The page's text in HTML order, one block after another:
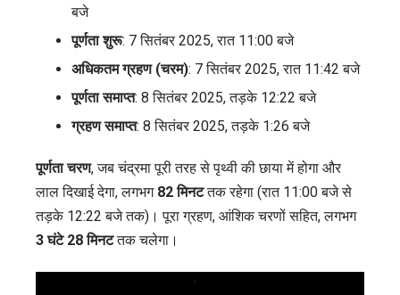
बजे
पूर्णता शुरू: 7 सितंबर 2025, रात 11:00 बजे
अधिकतम ग्रहण (चरम): 7 सितंबर 2025, रात 11:42 बजे
पूर्णता समाप्त: 8 सितंबर 2025, तड़के 12:22 बजे
ग्रहण समाप्त: 8 सितंबर 2025, तड़के 1:26 बजे
पूर्णता चरण, जब चंद्रमा पूरी तरह से पृथ्वी की छाया में होगा और
लाल दिखाई देगा, लगभग 82 मिनटतक रहेगा (रात 11:00 बजे से
तड़के 12:22 बजे तक)। पूरा ग्रहण, आंशिक चरणों सहित, लगभग
3 घंटे 28 मिनटतक चलेगा।